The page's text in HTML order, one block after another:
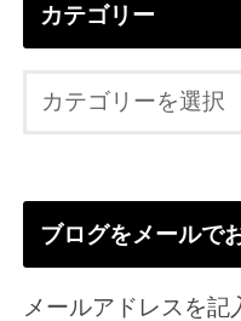
カテゴリー
ブログをメールで
メールアドレスを